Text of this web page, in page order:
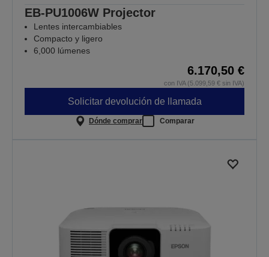
EB-PU1006W Projector
Lentes intercambiables
Compacto y ligero
6,000 lúmenes
6.170,50 €
con IVA (5.099,59 € sin IVA)
Solicitar devolución de llamada
Dónde comprar Comparar